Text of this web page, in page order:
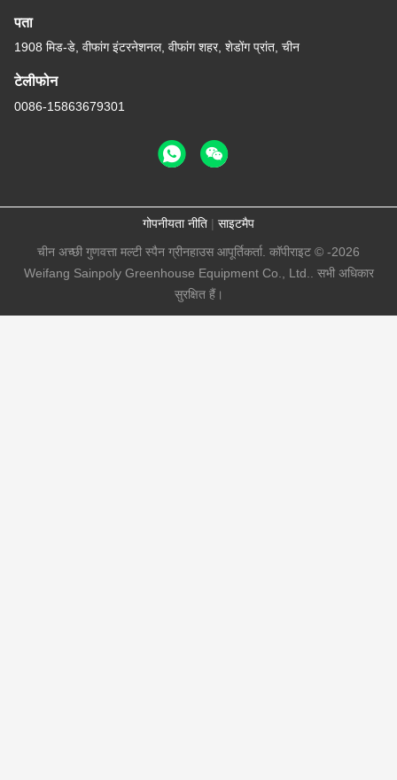
पता
1908 मिड-डे, वीफांग इंटरनेशनल, वीफांग शहर, शेडोंग प्रांत, चीन
टेलीफोन
0086-15863679301
गोपनीयता नीति | साइटमैप
चीन अच्छी गुणवत्ता मल्टी स्पैन ग्रीनहाउस आपूर्तिकर्ता. कॉपीराइट © -2026
Weifang Sainpoly Greenhouse Equipment Co., Ltd.. सभी अधिकार
सुरक्षित हैं।